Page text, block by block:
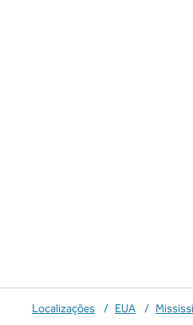
Localizações / EUA /